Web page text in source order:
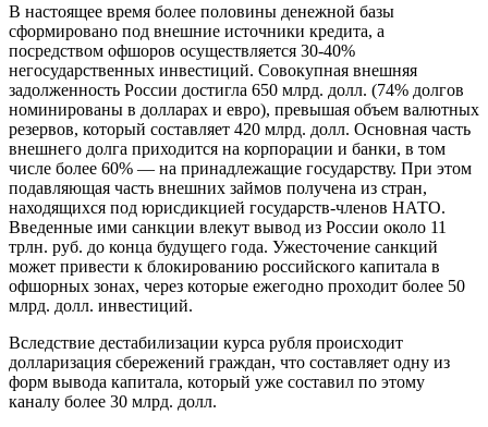
В настоящее время более половины денежной базы
сформировано под внешние источники кредита, а
посредством офшоров осуществляется 30-40%
негосударственных инвестиций. Совокупная внешняя
задолженность России достигла 650 млрд. долл. (74% долгов
номинированы в долларах и евро), превышая объем валютных
резервов, который составляет 420 млрд. долл. Основная часть
внешнего долга приходится на корпорации и банки, в том
числе более 60% — на принадлежащие государству. При этом
подавляющая часть внешних займов получена из стран,
находящихся под юрисдикцией государств-членов НАТО.
Введенные ими санкции влекут вывод из России около 11
трлн. руб. до конца будущего года. Ужесточение санкций
может привести к блокированию российского капитала в
офшорных зонах, через которые ежегодно проходит более 50
млрд. долл. инвестиций.
Вследствие дестабилизации курса рубля происходит
долларизация сбережений граждан, что составляет одну из
форм вывода капитала, который уже составил по этому
каналу более 30 млрд. долл.